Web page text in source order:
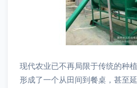
现代农业已不再局限于传统的种
形成了一个从田间到餐桌，甚至